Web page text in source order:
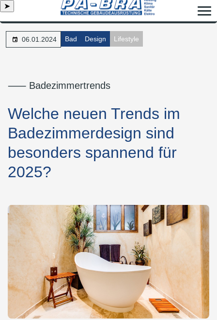
➤
06.01.2024 Bad Design Lifestyle
⸺ Badezimmertrends
Welche neuen Trends im
Badezimmerdesign sind
besonders spannend für
2025?